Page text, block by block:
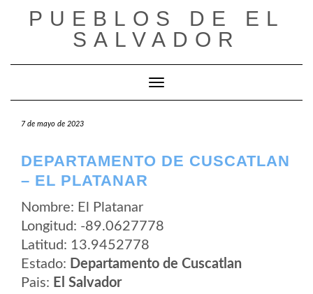
PUEBLOS DE EL
SALVADOR
Cambiar modo de navegación
7 de mayo de 2023
DEPARTAMENTO DE CUSCATLAN
– EL PLATANAR
Nombre: El Platanar
Longitud: -89.0627778
Latitud: 13.9452778
Estado: Departamento de Cuscatlan
Pais: El Salvador